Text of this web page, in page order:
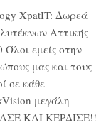
XpatIT: Δωρεά
Αττικής
εμείς στην
μας και τους
σε κάθε
μεγάλη
ΚΑΙ ΚΕΡΔΙΣΕ!!